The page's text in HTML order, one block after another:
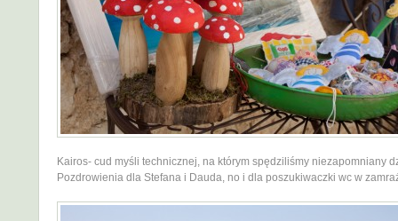
Kairos- cud myśli technicznej, na którym spędziliśmy niezapomniany
Pozdrowienia dla Stefana i Dauda, no i dla poszukiwaczki wc w